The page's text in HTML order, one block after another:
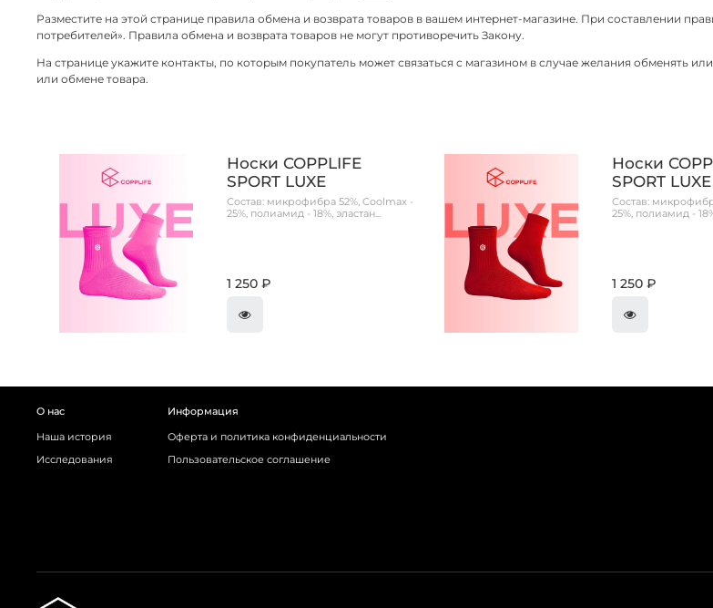
Разместите на этой странице правила обмена и возврата товаров в вашем интернет-магазине. При составлении
потребителей». Правила обмена и возврата товаров не могут противоречить Закону.
На странице укажите контакты, по которым покупатель может связаться с магазином в случае желания обменять
или обмене товара.
Носки COPPLIFE
SPORT LUXE
Состав: микрофибра 52%, Coolmax -
25%, полиамид - 18%, эластан...
1 250 ₽
Носки
SPORT LUXE
Состав:
25%, полиамид -
1 250 ₽
О нас
Наша история
Исследования
Информация
Оферта и политика конфиденциальности
Пользовательское соглашение